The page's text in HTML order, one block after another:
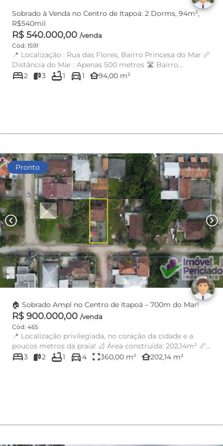
Sobrado à Venda no Centro de Itapoá: 2 Dorms, 94m²,
R$540mil
R$ 540.000,00 /venda
Cód: 1591
📍 Localização : Rua das Flores, Bairro Princesa do Mar 📏
Distância do Mar : Apenas 500 metros 🛣️ Bairro
tranquilo...
bed2 3 bathtub1 directions_car1 other_houses94,00 m²
Pronto
chevron_left chevron_right
🏠 Sobrado Ampl no Centro de Itapoá – 700m do Mar!
R$ 900.000,00 /venda
Cód: 465
📍 Localização privilegiada, no coração da cidade e a
poucos metros da praia! 📐 Área construída: 202,14m² 📏
Terreno: ...
bed3 2 bathtub1 directions_car4 fullscreen360,00 m² other_houses202,14 m²